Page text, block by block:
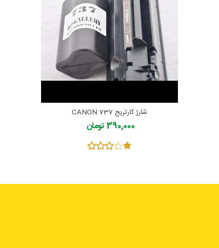
شارژ کارتریج CANON 737
390,000 تومان